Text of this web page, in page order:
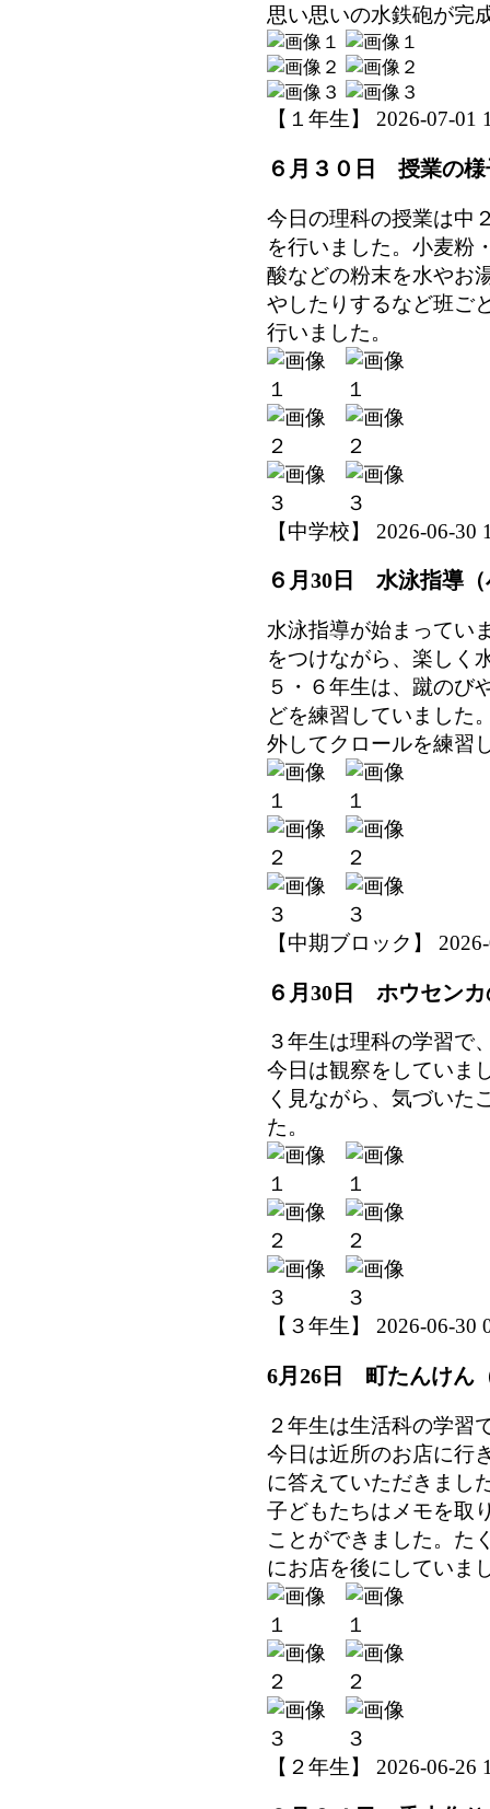
思い思いの水鉄砲が完
【１年生】 2026-07-01
６月３０日 授業の様
今日の理科の授業は中
を行いました。小麦粉
酸などの粉末を水やお
やしたりするなど班ご
行いました。
【中学校】 2026-06-30
６月30日 水泳指導
水泳指導が始まってい
をつけながら、楽しく
５・６年生は、蹴のび
どを練習していました
外してクロールを練習
【中期ブロック】
６月30日 ホウセン
３年生は理科の学習で
今日は観察をしていま
く見ながら、気づいた
た。
【３年生】 2026-06-30
6月26日 町たんけん
２年生は生活科の学習
今日は近所のお店に行
に答えていただきまし
子どもたちはメモを取
ことができました。た
にお店を後にしていま
【２年生】 2026-06-26